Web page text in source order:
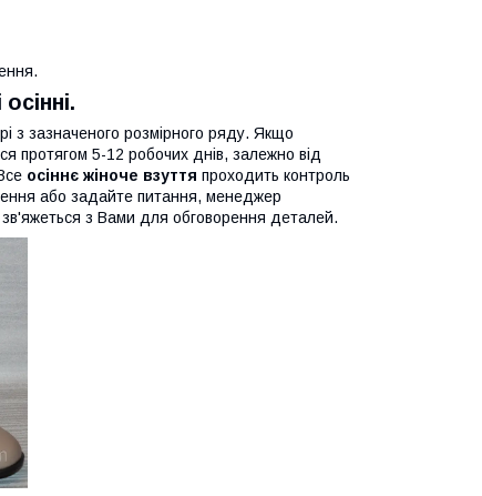
з зазначеного розмірного ряду. Якщо
протягом 5-12 робочих днів, залежно від
осіннє жіноче взуття проходить контроль
або задайте питання, менеджер
зв'яжеться з Вами для обговорення деталей.